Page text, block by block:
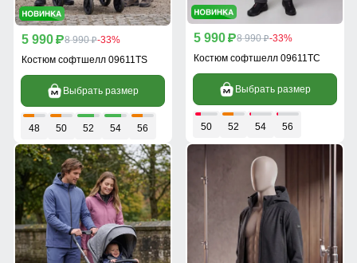
5 990 p8 990 p-33%
Костюм софтшелл 09611TS
Выбрать размер
48 50 52 54 56
5 990 p8 990 p-33%
Костюм софтшелл 09611TC
Выбрать размер
50 52 54 56